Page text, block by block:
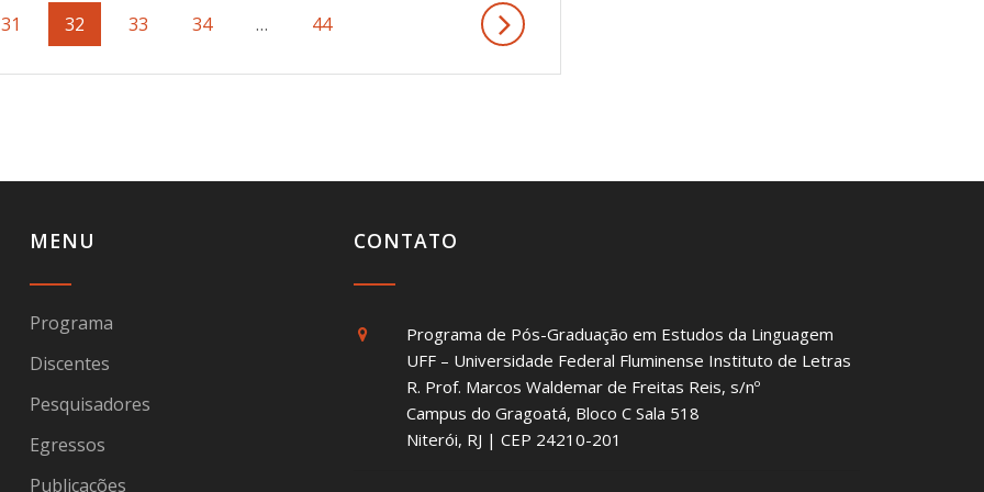
Página
31 Página
32 Página
33 Página
34 … Página
44
MENU
Programa
Discentes
Pesquisadores
Egressos
Publicações
CONTATO
Programa de Pós-Graduação em Estudos da Linguagem
UFF – Universidade Federal Fluminense Instituto de Letras
R. Prof. Marcos Waldemar de Freitas Reis, s/nº
Campus do Gragoatá, Bloco C Sala 518
Niterói, RJ | CEP 24210-201